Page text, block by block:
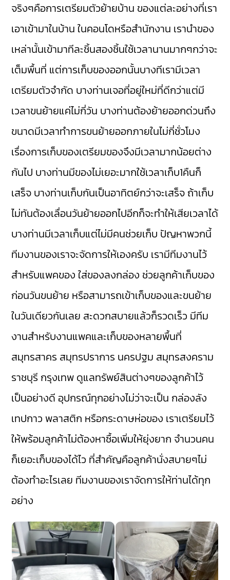
จริงๆคือการเตรียมตัวย้ายบ้าน ของแต่ละอย่างที่เรา
เอาเข้ามาในบ้าน ในคอนโดหรือสำนักงาน เรานำของ
เหล่านั้นเข้ามาทีละชิ้นสองชิ้นใช้เวลานานมากๆกว่าจะ
เต็มพื้นที่ แต่การเก็บของออกนั้นบางทีเรามีเวลา
เตรียมตัวจำกัด บางท่านเจอที่อยู่ใหม่ที่ดีกว่าแต่มี
เวลาขนย้ายแค่ไม่กี่วัน บางท่านต้องย้ายออกด่วนถึง
ขนาดมีเวลาทำการขนย้ายออกภายในไม่กี่ชั่วโมง
เรื่องการเก็บของเตรียมของจึงมีเวลามากน้อยต่าง
กันไป บางท่านมีของไม่เยอะมากใช้เวลาเก็บ1คืนก็
เสร็จ บางท่านเก็บกันเป็นอาทิตย์กว่าจะเสร็จ ถ้าเก็บ
ไม่ทันต้องเลื่อนวันย้ายออกไปอีกก็จะทำให้เสียเวลาได้
บางท่านมีเวลาเก็บแต่ไม่มีคนช่วยเก็บ ปัญหาพวกนี้
ทีมงานของเราจะจัดการให้เองครับ เรามีทีมงานไว้
สำหรับแพคของ ใส่ของลงกล่อง ช่วยลูกค้าเก็บของ
ก่อนวันขนย้าย หรือสามารถเข้าเก็บของและขนย้าย
ในวันเดียวกันเลย สะดวกสบายแล้วก็รวดเร็ว มีทีม
งานสำหรับงานแพคและเก็บของหลายพื้นที่
สมุทรสาคร สมุทรปราการ นครปฐม สมุทรสงคราม
ราชบุรี กรุงเทพ ดูแลทรัพย์สินต่างๆของลูกค้าไว้
เป็นอย่างดี อุปกรณ์ทุกอย่างไม่ว่าจะเป็น กล่องลัง
เทปกาว พลาสติก หรือกระดาษห่อของ เราเตรียมไว้
ให้พร้อมลูกค้าไม่ต้องหาซื้อเพิ่มให้ยุ่งยาก จำนวนคน
ก็เยอะเก็บของได้ไว ที่สำคัญคือลูกค้านั่งสบายๆไม่
ต้องทำอะไรเลย ทีมงานของเราจัดการให้ท่านได้ทุก
อย่าง